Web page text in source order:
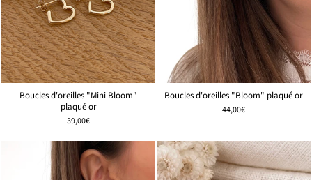
Boucles d'oreilles "Mini Bloom"
plaqué or
39,00€
Boucles d'oreilles "Bloom" plaqué or
44,00€